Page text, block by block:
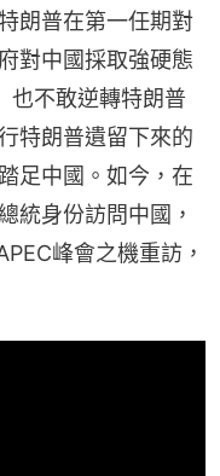
朗普在第一任期對
對中國採取強硬態
也不敢逆轉特朗普
特朗普遺留下來的
足中國。如今，在
統身份訪問中國，
峰會之機重訪，